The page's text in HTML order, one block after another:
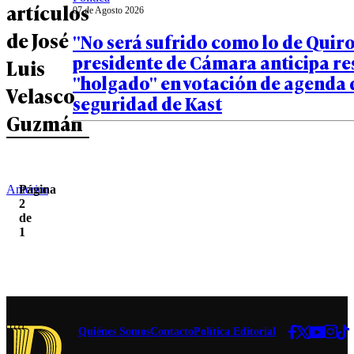
artículos
de José
Luis
Velasco
Guzmán
Anterior
Página
2
de
1
07 de Agosto 2026
"No será sufrido como lo de
presidente de Cámara anticipa
"holgado" en votación de agenda
seguridad de Kast
Quiénes SomosContactoPolítica Editorial